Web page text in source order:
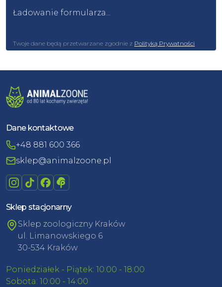
Ładowanie formularza...
Twoje dane będą przetwarzane zgodnie z Polityką Prywatności
Dane kontaktowe
+48 881 600 366
sklep@animalzoone.pl
Sklep stacjonarny
Sklep zoologiczny Kraków
ul. Limanowskiego 6
30-534 Kraków
Poniedziałek - Piątek: 10:00 - 18:00
Sobota: 10:00 - 14:00